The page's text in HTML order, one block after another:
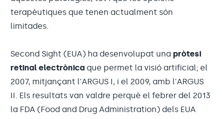
terapèutiques que tenen actualment són
limitades.
Second Sight (EUA) ha desenvolupat una pròtesi
retinal electrònica que permet la visió artificial; el
2007, mitjançant l'ARGUS I, i el 2009, amb l'ARGUS
II. Els resultats van valdre perquè el febrer del 2013
la FDA (Food and Drug Administration) dels EUA